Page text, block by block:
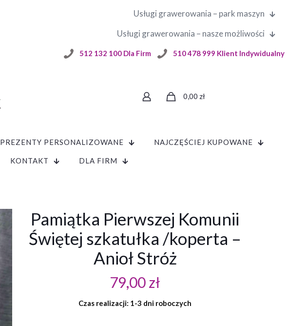
Usługi grawerowania – park maszyn
Usługi grawerowania – nasze możliwości
512 132 100 Dla Firm 510 478 999 Klient Indywidualny
0,00 zł
PREZENTY PERSONALIZOWANE NAJCZĘŚCIEJ KUPOWANE
KONTAKT DLA FIRM
Pamiątka Pierwszej Komunii
Świętej szkatułka /koperta –
Anioł Stróż
79,00zł
Czas realizacji: 1-3 dni roboczych